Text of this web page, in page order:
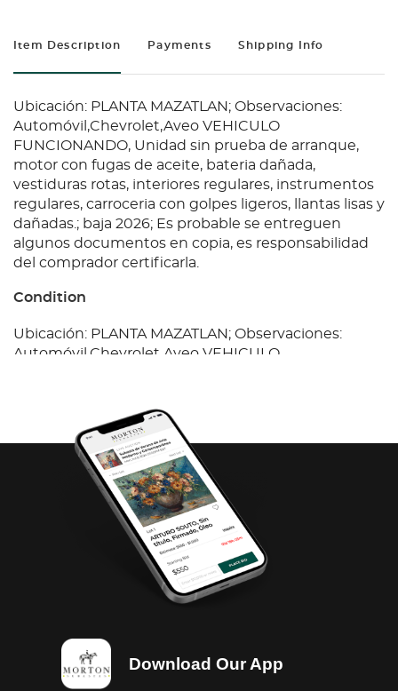
Item Description Payments Shipping Info
Ubicación: PLANTA MAZATLAN; Observaciones:
Automóvil,Chevrolet,Aveo VEHICULO
FUNCIONANDO, Unidad sin prueba de arranque,
motor con fugas de aceite, bateria dañada,
vestiduras rotas, interiores regulares, instrumentos
regulares, carroceria con golpes ligeros, llantas lisas y
dañadas.; baja 2026; Es probable se entreguen
algunos documentos en copia, es responsabilidad
del comprador certificarla.
Condition
Ubicación: PLANTA MAZATLAN; Observaciones:
Automóvil,Chevrolet,Aveo VEHICULO
vestiduras rotas, interiores regulares, instrumentos
regulares, carroceria con golpes ligeros, llantas lisas y
dañadas.; baja 2026; Es probable se entreguen
algunos documentos en copia, es responsabilidad
del comprador certificarla.
Download Our App